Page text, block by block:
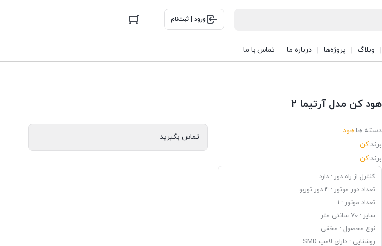
ورود | ثبت‌نام
وبلاگ پروژه‌ها درباره ما تماس با ما
هود کن مدل آرتیما ۲
دسته ها:هود
برند:کن
برند:کن
کنترل از راه دور : دارد
تعداد دور موتور : 4 دور توربو
تعداد موتور : 1
سایز : 70 سانتی متر
نوع محصول : مخفی
روشنایی : دارای لامپ SMD
تماس بگیرید